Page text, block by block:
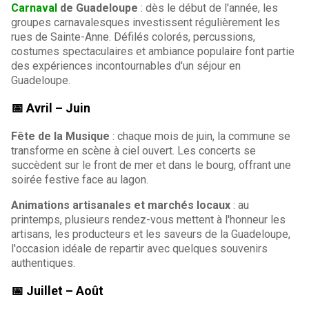
Carnaval de Guadeloupe : dès le début de l'année, les
groupes carnavalesques investissent régulièrement les
rues de Sainte-Anne. Défilés colorés, percussions,
costumes spectaculaires et ambiance populaire font partie
des expériences incontournables d'un séjour en
Guadeloupe.
📅 Avril – Juin
Fête de la Musique : chaque mois de juin, la commune se
transforme en scène à ciel ouvert. Les concerts se
succèdent sur le front de mer et dans le bourg, offrant une
soirée festive face au lagon.
Animations artisanales et marchés locaux : au
printemps, plusieurs rendez-vous mettent à l'honneur les
artisans, les producteurs et les saveurs de la Guadeloupe,
l'occasion idéale de repartir avec quelques souvenirs
authentiques.
📅 Juillet – Août